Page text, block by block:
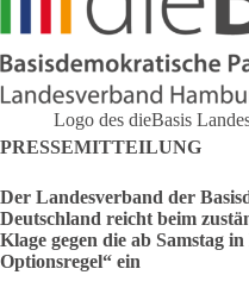
Logo des dieBasis
PRESSEMITTEILUNG
Der Landesverband der
Deutschland reicht beim
Klage gegen die ab Samstag
Optionsregel“ ein